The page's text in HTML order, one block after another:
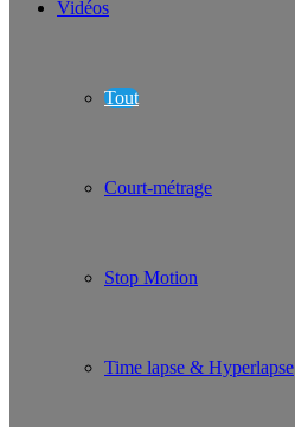
Vidéos
Tout
Court-métrage
Stop Motion
Time lapse & Hyperlapse